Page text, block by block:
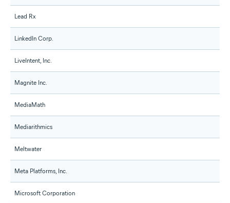
Lead Rx
LinkedIn Corp.
LiveIntent, Inc.
Magnite Inc.
MediaMath
Mediarithmics
Meltwater
Meta Platforms, Inc.
Microsoft Corporation